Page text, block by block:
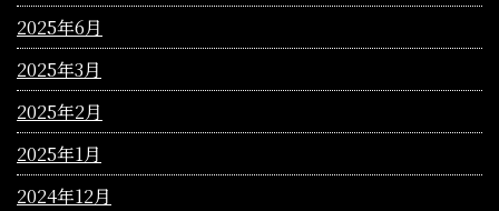
2025年6月
2025年3月
2025年2月
2025年1月
2024年12月